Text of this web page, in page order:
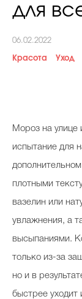
Худеем
Бьютихакер /
Выбор
для
06.02.2022
Красота Уход
Мороз на улице
испытание для
плотными
вазелин или
увлажнения, а
высыпаниями.
только из-за
но и в
быстрее